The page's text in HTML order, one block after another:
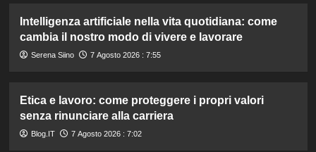
Intelligenza artificiale nella vita quotidiana: come
cambia il nostro modo di vivere e lavorare
Serena Siino 7 Agosto 2026 : 7:55
Etica e lavoro: come proteggere i propri valori
senza rinunciare alla carriera
Blog.IT 7 Agosto 2026 : 7:02